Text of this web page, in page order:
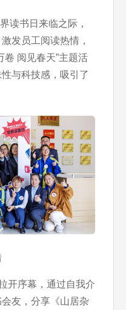
读书日来临之际，
发员工阅读热情，
卷 阅见春天”主题活
与科技感，吸引了
开序幕，通过自我介
友，分享《山居杂